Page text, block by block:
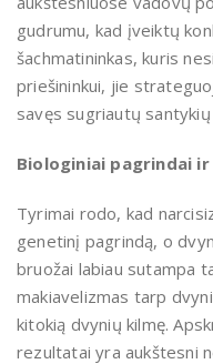
gudrumu, kad įveiktų
šachmatininkas, kuris
priešininkui, jie
savęs sugriautų
Biologiniai pagrindai
Tyrimai rodo, kad
genetinį pagrindą, o
bruožai labiau sutampa
makiavelizmas tarp
kitokią dvynių kilmę.
rezultatai yra aukštesni